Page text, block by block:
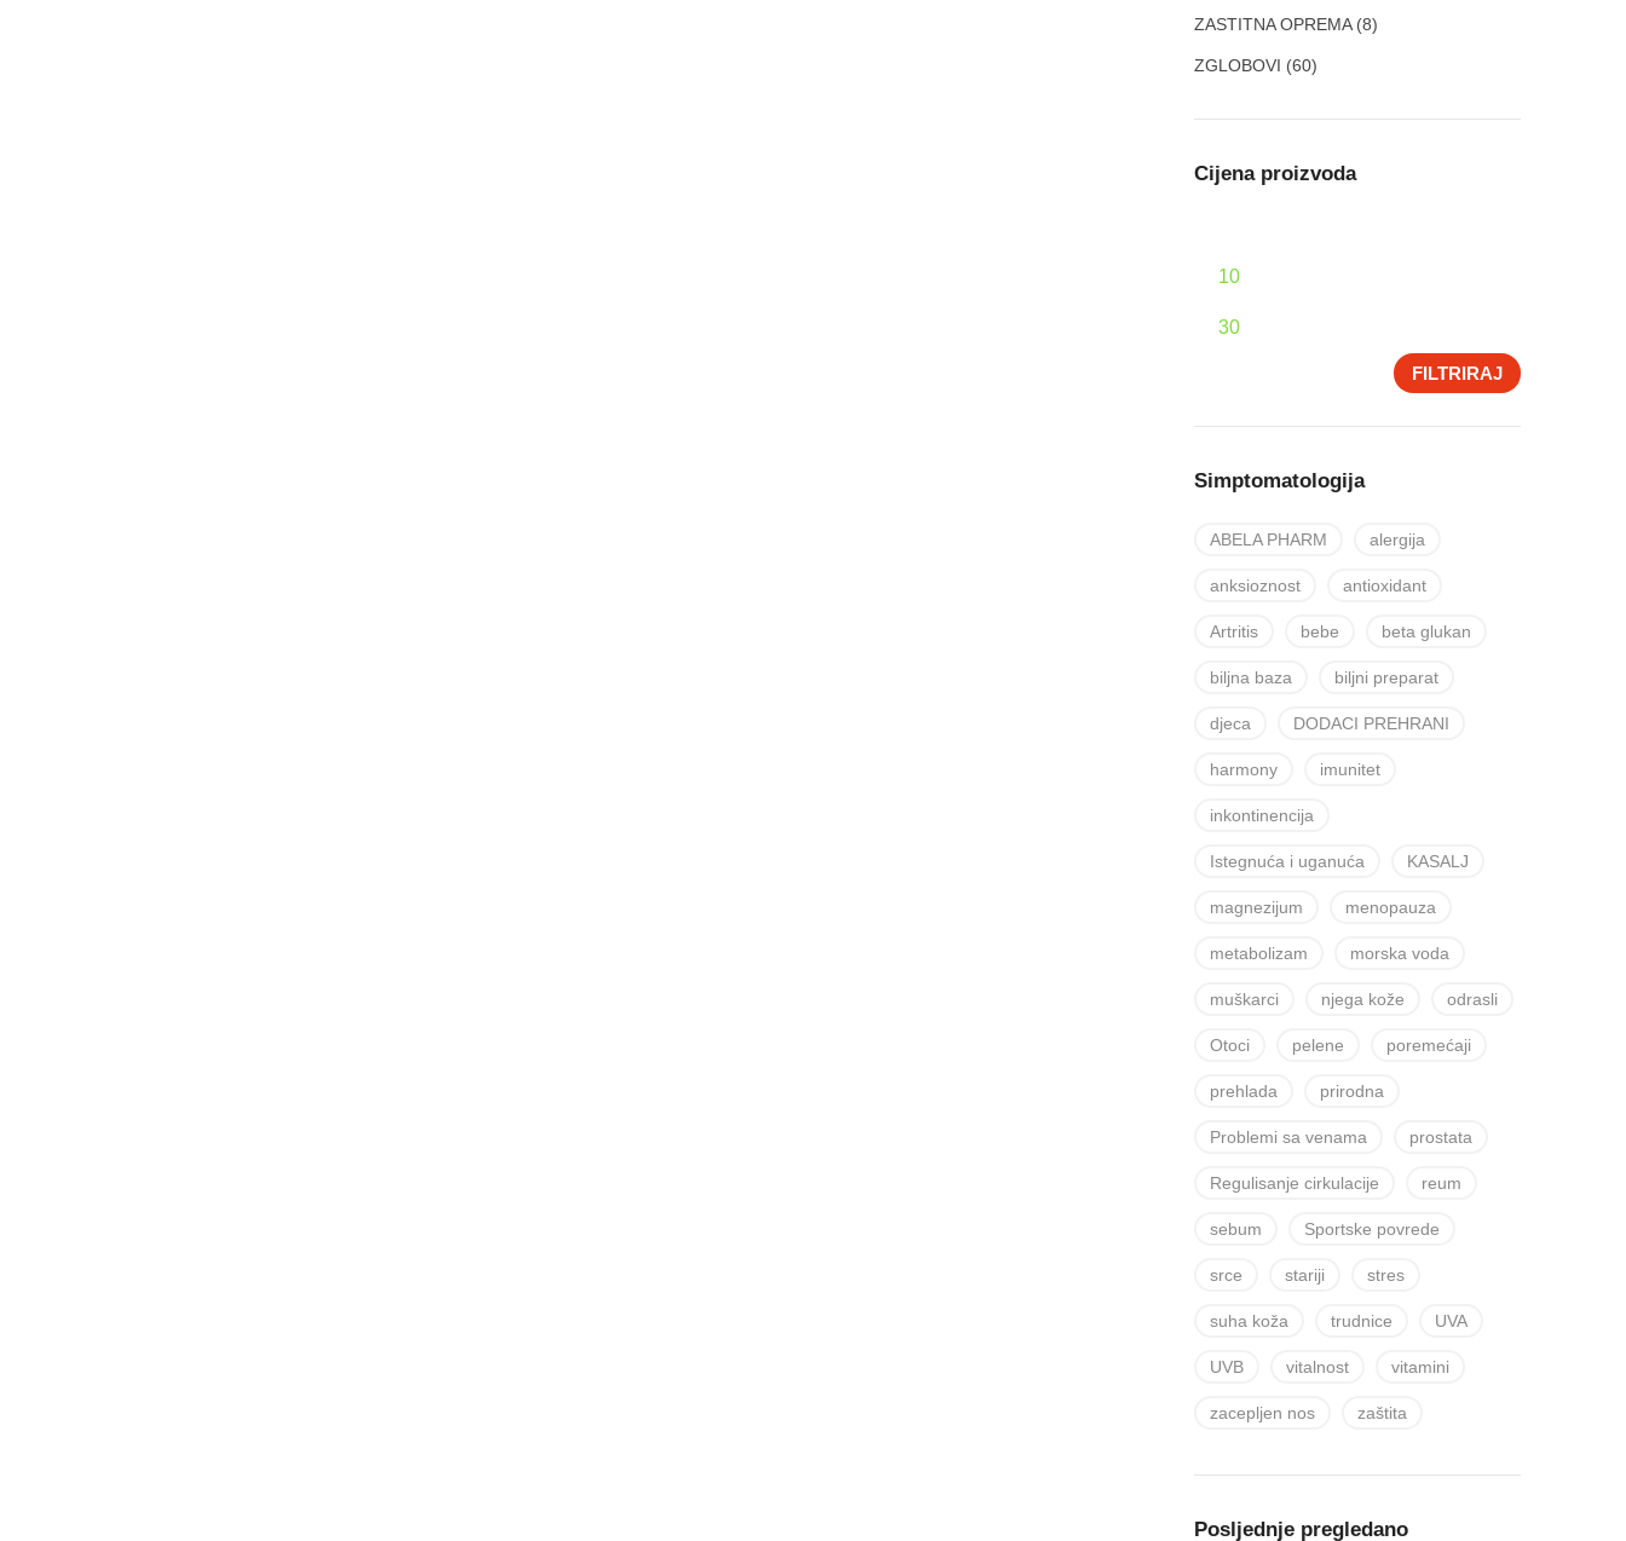
ZASTITNA OPREMA (8)
ZGLOBOVI (60)
Cijena proizvoda
FILTRIRAJ
Simptomatologija
ABELA PHARM alergija
anksioznost antioxidant
Artritis bebe beta glukan
biljna baza biljni preparat
djeca DODACI PREHRANI
harmony imunitet
inkontinencija
Istegnuća i uganuća KASALJ
magnezijum menopauza
metabolizam morska voda
muškarci njega kože odrasli
Otoci pelene poremećaji
prehlada prirodna
Problemi sa venama prostata
Regulisanje cirkulacije reum
sebum Sportske povrede
srce stariji stres
suha koža trudnice UVA
UVB vitalnost vitamini
zacepljen nos zaštita
Posljednje pregledano